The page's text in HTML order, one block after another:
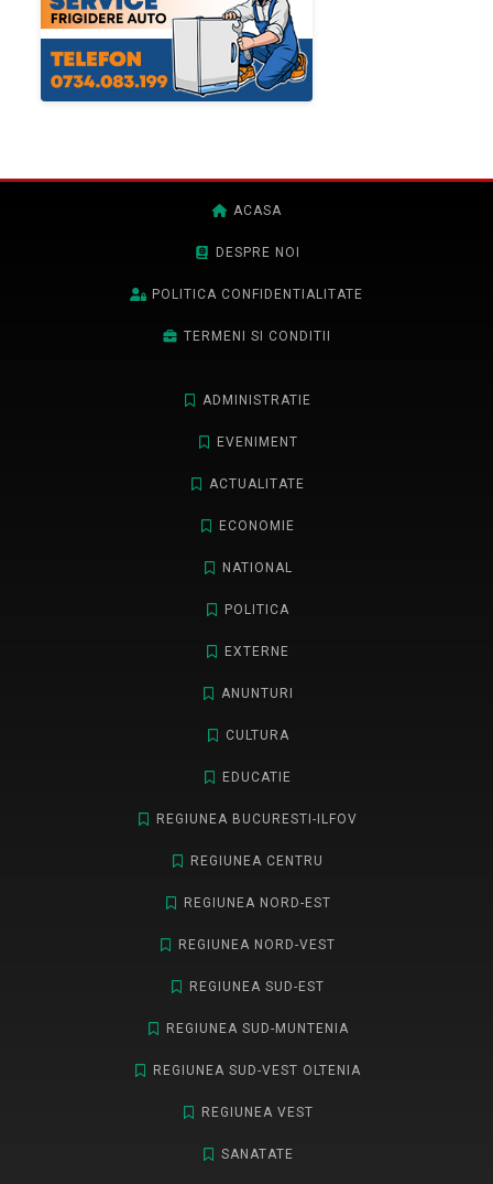
ACASA
DESPRE NOI
POLITICA CONFIDENTIALITATE
TERMENI SI CONDITII
ADMINISTRATIE
EVENIMENT
ACTUALITATE
ECONOMIE
NATIONAL
POLITICA
EXTERNE
ANUNTURI
CULTURA
EDUCATIE
REGIUNEA BUCURESTI-ILFOV
REGIUNEA CENTRU
REGIUNEA NORD-EST
REGIUNEA NORD-VEST
REGIUNEA SUD-EST
REGIUNEA SUD-MUNTENIA
REGIUNEA SUD-VEST OLTENIA
REGIUNEA VEST
SANATATE